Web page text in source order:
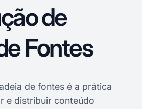
de
Fontes
de fontes é a prática
e distribuir conteúdo